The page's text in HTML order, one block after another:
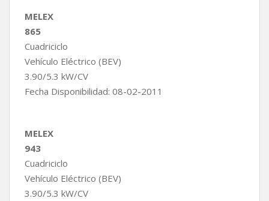
MELEX
865
Cuadriciclo
Vehículo Eléctrico (BEV)
3.90/5.3 kW/CV
Fecha Disponibilidad: 08-02-2011
MELEX
943
Cuadriciclo
Vehículo Eléctrico (BEV)
3.90/5.3 kW/CV